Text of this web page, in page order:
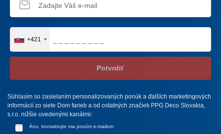
+421
Potvrdiť
Súhlasím so zasielaním personalizovaných ponúk a ďalších marketingových
informácií zo siete Dom farieb a od ostatných značiek PPG Deco Slovakia,
s.r.o. nižšie uvedenými kanálmi:
Áno, kontaktujte ma prosím e-mailom